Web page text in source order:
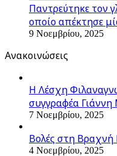
Παντρεύτηκε τον
οποίο απέκτησε
9 Νοεμβρίου, 2025
Ανακοινώσεις
Η Λέσχη
συγγραφέα
7 Νοεμβρίου, 2025
Βολές στη Βραχνή
4 Νοεμβρίου, 2025